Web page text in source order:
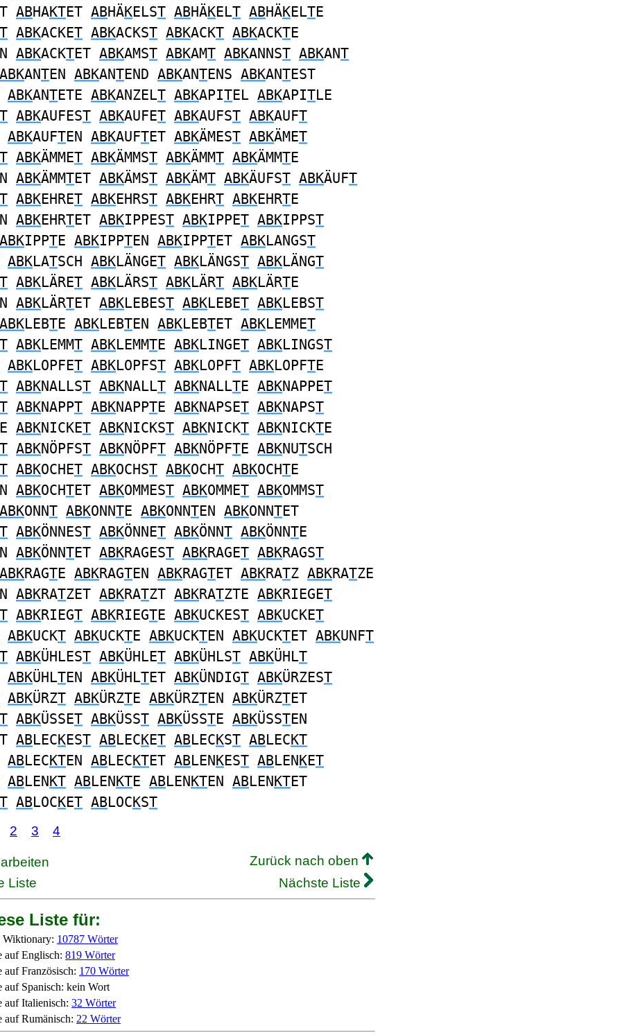
ABHAKTET ABHÄKELST ABHÄKELT ABHÄKELTE
T ABKACKET ABKACKST ABKACKT ABKACKTE
ABKACKTET ABKAMST ABKAMT ABKANNST ABKANT
ABKANTEN ABKANTEND ABKANTENS ABKANTEST
ABKANTETE ABKANZELT ABKAPITEL ABKAPITLE
T ABKAUFEST ABKAUFET ABKAUFST ABKAUFT
ABKAUFTEN ABKAUFTET ABKÄMEST ABKÄMET
T ABKÄMMET ABKÄMMST ABKÄMMT ABKÄMMTE
ABKÄMMTET ABKÄMST ABKÄMT ABKÄUFST ABKÄUFT
T ABKEHRET ABKEHRST ABKEHRT ABKEHRTE
ABKEHRTET ABKIPPEST ABKIPPET ABKIPPST
ABKIPPTE ABKIPPTEN ABKIPPTET ABKLANGST
ABKLATSCH ABKLÄNGET ABKLÄNGST ABKLÄNGT
T ABKLÄRET ABKLÄRST ABKLÄRT ABKLÄRTE
ABKLÄRTET ABKLEBEST ABKLEBET ABKLEBST
ABKLEBTE ABKLEBTEN ABKLEBTET ABKLEMMET
T ABKLEMMT ABKLEMMTE ABKLINGET ABKLINGST
ABKLOPFET ABKLOPFST ABKLOPFT ABKLOPFTE
T ABKNALLST ABKNALLT ABKNALLTE ABKNAPPET
T ABKNAPPT ABKNAPPTE ABKNAPSET ABKNAPST
E ABKNICKET ABKNICKST ABKNICKT ABKNICKTE
T ABKNÖPFST ABKNÖPFT ABKNÖPFTE ABKNUTSCH
T ABKOCHET ABKOCHST ABKOCHT ABKOCHTE
ABKOCHTET ABKOMMEST ABKOMMET ABKOMMST
ABKONNT ABKONNTE ABKONNTEN ABKONNTET
T ABKÖNNEST ABKÖNNET ABKÖNNT ABKÖNNTE
ABKÖNNTET ABKRAGEST ABKRAGET ABKRAGST
ABKRAGTE ABKRAGTEN ABKRAGTET ABKRATZ ABKRATZE
ABKRATZET ABKRATZT ABKRATZTE ABKRIEGET
T ABKRIEGT ABKRIEGTE ABKUCKEST ABKUCKET
ABKUCKT ABKUCKTE ABKUCKTEN ABKUCKTET ABKUNFT
T ABKÜHLEST ABKÜHLET ABKÜHLST ABKÜHLT
ABKÜHLTEN ABKÜHLTET ABKÜNDIGT ABKÜRZEST
ABKÜRZT ABKÜRZTE ABKÜRZTEN ABKÜRZTET
T ABKÜSSET ABKÜSST ABKÜSSTE ABKÜSSTEN
ABLECKEST ABLECKET ABLECKST ABLECKT
ABLECKTEN ABLECKTET ABLENKEST ABLENKET
ABLENKT ABLENKTE ABLENKTEN ABLENKTET
T ABLOCKET ABLOCKST
2 3 4
Zurück nach oben
Liste
Nächste Liste
Liste für:
Wiktionary: 10787 Wörter
auf Englisch: 819 Wörter
auf Französisch: 170 Wörter
auf Spanisch: kein Wort
auf Italienisch: 32 Wörter
auf Rumänisch: 22 Wörter